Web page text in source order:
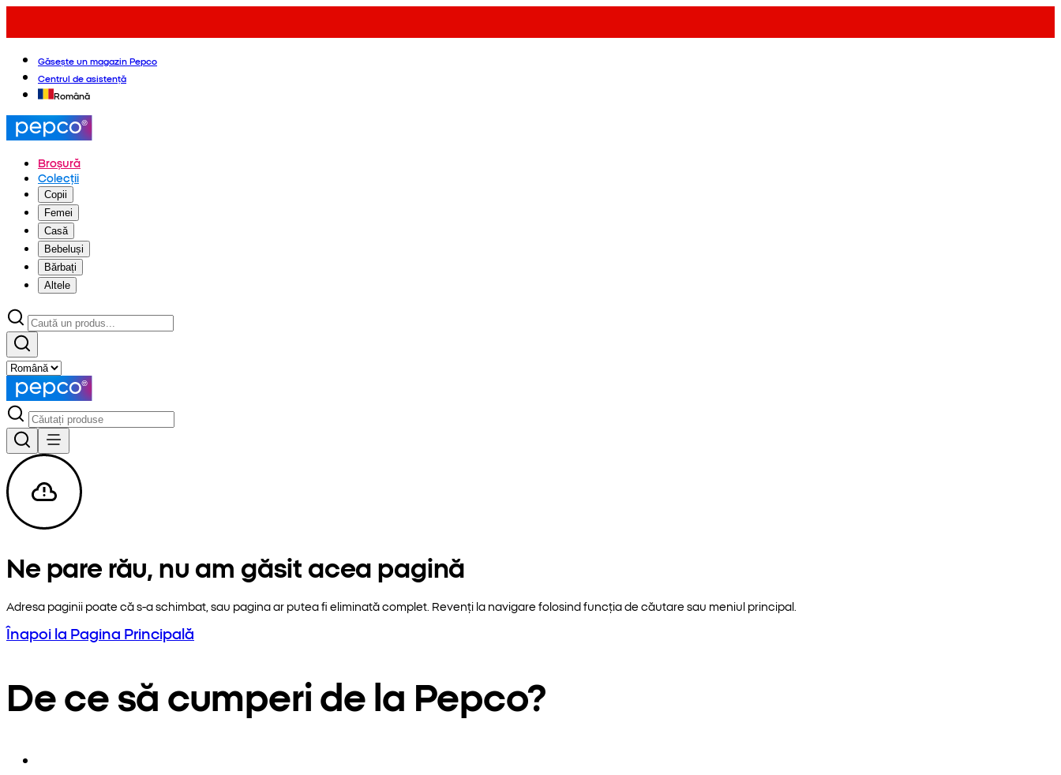
Găsește un magazin Pepco
Centrul de asistență
Română
Broșură
Colecții
Copii
Femei
Casă
Bebeluși
Bărbați
Altele
Ne pare rău, nu am găsit acea pagină
Adresa paginii poate că s-a schimbat, sau pagina ar putea fi eliminată complet. Revenți la navigare folosind funcția de căutare sau meniul principal.
Înapoi la Pagina Principală
De ce să cumperi de la Pepco?